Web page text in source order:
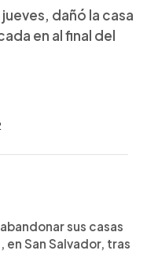
dañó la casa
en al final del
sus casas
en San Salvador, tras